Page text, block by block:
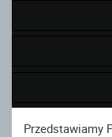
Przedstawiamy